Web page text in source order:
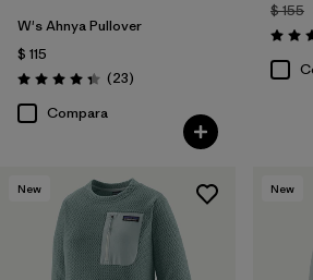
W's Ahnya Pullover
$ 115
Valoración: 4.3 / 5
(23Comentarios
)
Compara
$ 155
New New